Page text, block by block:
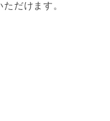
だけます。